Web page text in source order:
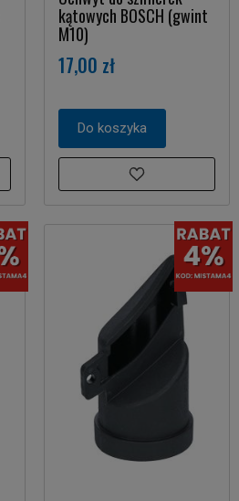
kątowych BOSCH (gwint
M10)
17,00 zł
Do koszyka